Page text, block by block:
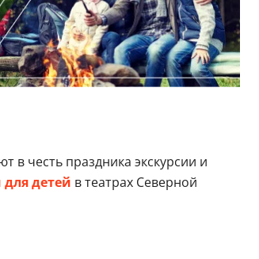
в честь праздника экскурсии и
для детей в театрах Северной